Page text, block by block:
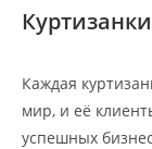
Каждая
мир, и её
успешных